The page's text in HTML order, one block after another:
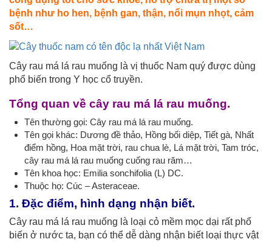
bệnh như ho hen, bệnh gan, thận, nổi mụn nhọt, cảm
sốt…
Cây rau má lá rau muống là vị thuốc Nam quý được dùng
phổ biến trong Y học cổ truyền.
Tổng quan về cây rau má lá rau muống.
Tên thường gọi: Cây rau má lá rau muống.
Tên gọi khác: Dương đề thảo, Hồng bối diệp, Tiết gà, Nhất
điểm hồng, Hoa mặt trời, rau chua lè, Lá mặt trời, Tam tróc,
cây rau má lá rau muống cuống rau răm…
Tên khoa học: Emilia sonchifolia (L) DC.
Thuộc họ: Cúc – Asteraceae.
1. Đặc điểm, hình dạng nhận biết.
Cây rau má lá rau muống là loại cỏ mềm mọc dại rất phổ
biến ở nước ta, bạn có thể dễ dàng nhận biết loại thực vật